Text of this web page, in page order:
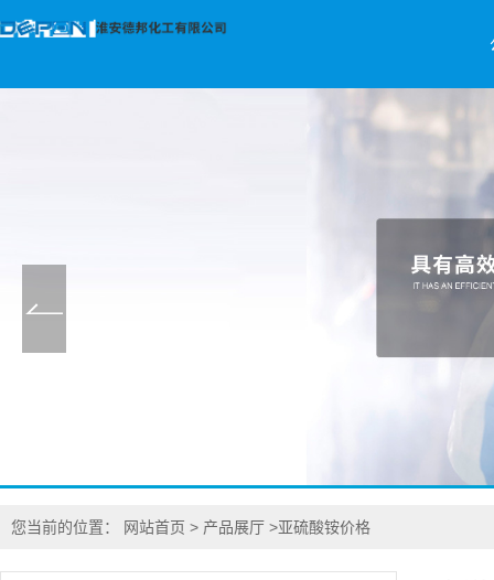
您当前的位置： 网站首页 > 产品展厅 >亚硫酸铵价格